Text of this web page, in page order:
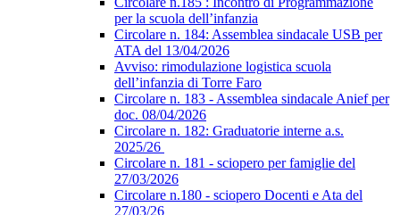
per la scuola dell’infanzia
Circolare n. 184: Assemblea sindacale USB per
ATA del 13/04/2026
Avviso: rimodulazione logistica scuola
dell’infanzia di Torre Faro
Circolare n. 183 - Assemblea sindacale Anief per
doc. 08/04/2026
Circolare n. 182: Graduatorie interne a.s.
2025/26
Circolare n. 181 - sciopero per famiglie del
27/03/2026
Circolare n.180 - sciopero Docenti e Ata del
27/03/26